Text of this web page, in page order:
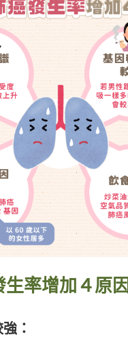
率增加４原因
：